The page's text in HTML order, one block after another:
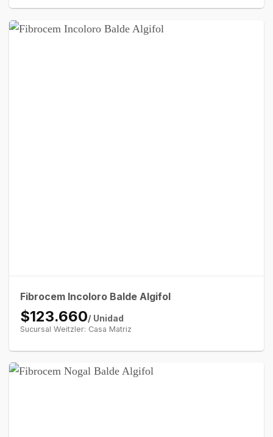
Fibrocem Incoloro Balde Algifol
$123.660/ Unidad
Sucursal Weitzler: Casa Matriz